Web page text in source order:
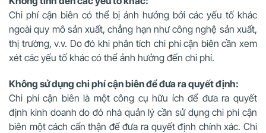
Chi phí cận biên có thể bị ảnh hưởng bởi các yếu tố khác
ngoài quy mô sản xuất, chẳng hạn như công nghệ sản xuất,
thị trường, v.v. Do đó khi phân tích chi phí cận biên cần xem
xét các yếu tố khác có thể ảnh hưởng đến chi phí.
Không sử dụng chi phí cận biên để đưa ra quyết định:
Chi phí cận biên là một công cụ hữu ích để đưa ra quyết
định kinh doanh do đó nhà quản lý cần sử dụng chi phí cận
biên một cách cẩn thận để đưa ra quyết định chính xác. Chi